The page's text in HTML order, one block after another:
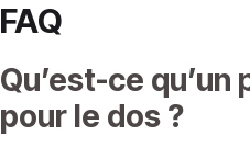
FAQ
Qu’est-ce
pour le dos ?